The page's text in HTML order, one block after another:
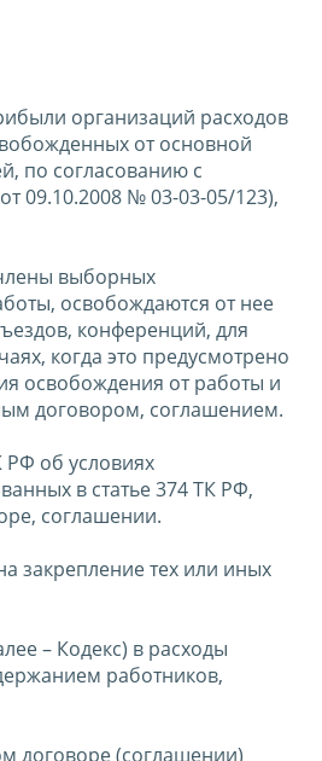
организаций расходов
от основной
по согласованию с
09.10.2008 № 03-03-05/123),
выборных
освобождаются от нее
конференций, для
когда это предусмотрено
освобождения от работы и
договором, соглашением.
РФ об условиях
в статье 374 ТК РФ,
соглашении.
закрепление тех или иных
– Кодекс) в расходы
работников,
договоре (соглашении)